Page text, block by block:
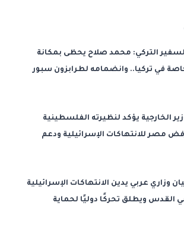
التركي: محمد صلاح يحظى بمكانة
في تركيا.. وانضمامه لطرابزون سبور
الخارجية يؤكد لنظيرته الفلسطينية
مصر للانتهاكات الإسرائيلية ودعم
وزاري عربي يدين الانتهاكات الإسرائيلية
القدس ويطلق تحركًا دوليًا لحماية